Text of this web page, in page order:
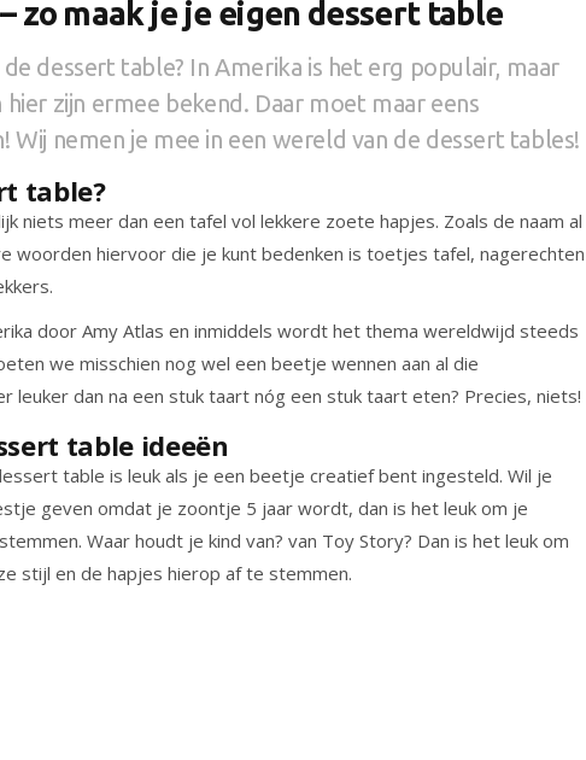
zo maak je je eigen dessert table
dessert table? In Amerika is het erg populair, maar
zijn ermee bekend. Daar moet maar eens
Wij nemen je mee in een wereld van de dessert tables!
table?
niets meer dan een tafel vol lekkere zoete hapjes. Zoals de naam al
woorden hiervoor die je kunt bedenken is toetjes tafel, nagerechten
door Amy Atlas en inmiddels wordt het thema wereldwijd steeds
we misschien nog wel een beetje wennen aan al die
leuker dan na een stuk taart nóg een stuk taart eten? Precies, niets!
table ideeën
table is leuk als je een beetje creatief bent ingesteld. Wil je
geven omdat je zoontje 5 jaar wordt, dan is het leuk om je
Waar houdt je kind van? van Toy Story? Dan is het leuk om
stijl en de hapjes hierop af te stemmen.